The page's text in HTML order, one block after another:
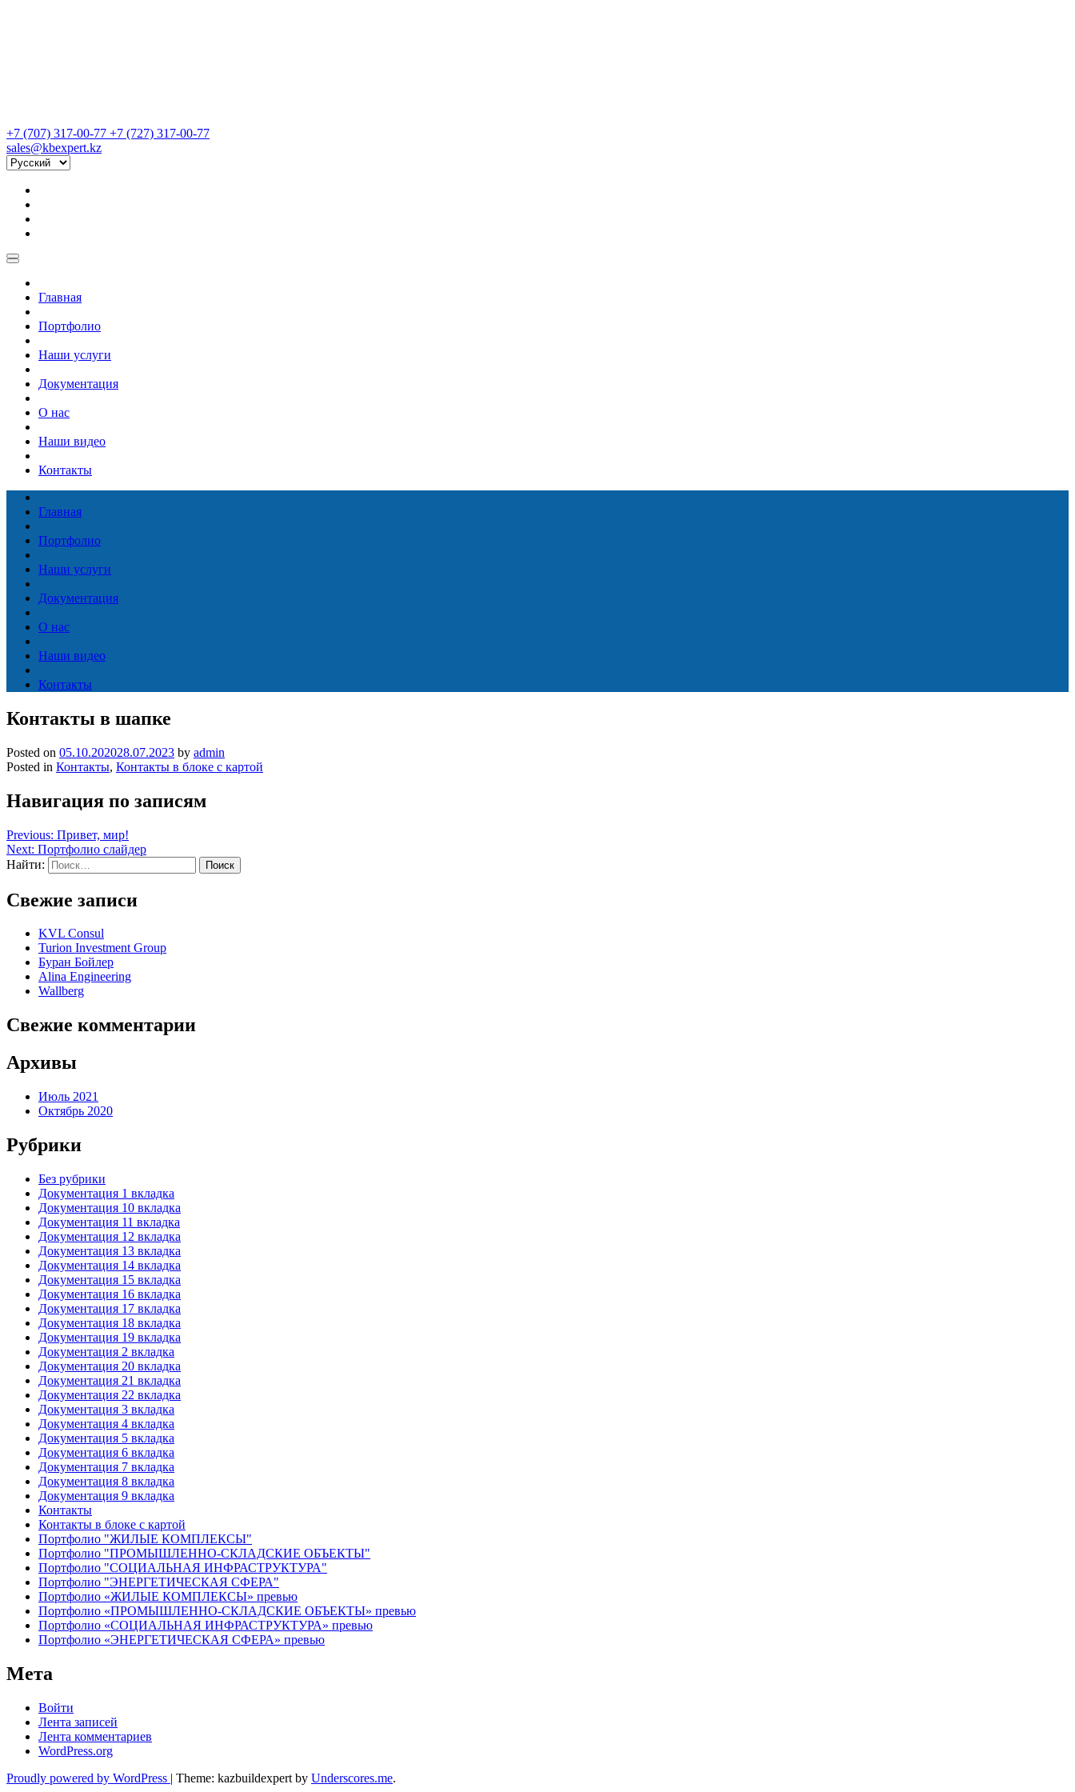
+7 (707) 317-00-77 +7 (727) 317-00-77
sales@kbexpert.kz
Главная
Портфолио
Наши услуги
Документация
О нас
Наши видео
Контакты
Главная
Портфолио
Наши услуги
Документация
О нас
Наши видео
Контакты
Контакты в шапке
Posted on 05.10.202028.07.2023 by admin
Posted in Контакты, Контакты в блоке с картой
Навигация по записям
Previous: Привет, мир!
Next: Портфолио слайдер
Найти:
Свежие записи
KVL Consul
Turion Investment Group
Буран Бойлер
Alina Engineering
Wallberg
Свежие комментарии
Архивы
Июль 2021
Октябрь 2020
Рубрики
Без рубрики
Документация 1 вкладка
Документация 10 вкладка
Документация 11 вкладка
Документация 12 вкладка
Документация 13 вкладка
Документация 14 вкладка
Документация 15 вкладка
Документация 16 вкладка
Документация 17 вкладка
Документация 18 вкладка
Документация 19 вкладка
Документация 2 вкладка
Документация 20 вкладка
Документация 21 вкладка
Документация 22 вкладка
Документация 3 вкладка
Документация 4 вкладка
Документация 5 вкладка
Документация 6 вкладка
Документация 7 вкладка
Документация 8 вкладка
Документация 9 вкладка
Контакты
Контакты в блоке с картой
Портфолио "ЖИЛЫЕ КОМПЛЕКСЫ"
Портфолио "ПРОМЫШЛЕННО-СКЛАДСКИЕ ОБЪЕКТЫ"
Портфолио "СОЦИАЛЬНАЯ ИНФРАСТРУКТУРА"
Портфолио "ЭНЕРГЕТИЧЕСКАЯ СФЕРА"
Портфолио «ЖИЛЫЕ КОМПЛЕКСЫ» превью
Портфолио «ПРОМЫШЛЕННО-СКЛАДСКИЕ ОБЪЕКТЫ» превью
Портфолио «СОЦИАЛЬНАЯ ИНФРАСТРУКТУРА» превью
Портфолио «ЭНЕРГЕТИЧЕСКАЯ СФЕРА» превью
Мета
Войти
Лента записей
Лента комментариев
WordPress.org
Proudly powered by WordPress | Theme: kazbuildexpert by Underscores.me.